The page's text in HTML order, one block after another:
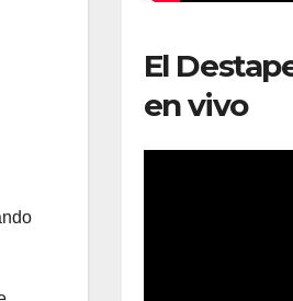
El
en vivo